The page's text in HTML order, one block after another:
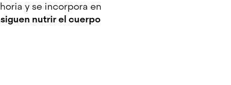
y se incorpora en
nutrir el cuerpo